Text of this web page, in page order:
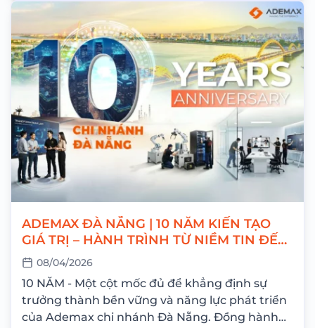
ADEMAX ĐÀ NẴNG | 10 NĂM KIẾN TẠO
GIÁ TRỊ – HÀNH TRÌNH TỪ NIỀM TIN ĐẾN
THÀNH CÔNG
08/04/2026
10 NĂM - Một cột mốc đủ để khẳng định sự
trưởng thành bền vững và năng lực phát triển
của Ademax chi nhánh Đà Nẵng. Đồng hành